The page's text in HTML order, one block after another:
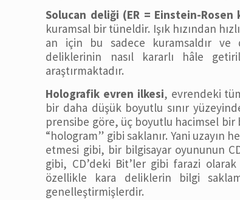
Solucan deliği (ER = Einstein-Rosen
kuramsal bir tüneldir. Işık hızından
an için bu sadece kuramsaldır ve
deliklerinin nasıl kararlı hâle
araştırmaktadır.
Holografik evren ilkesi, evrendeki
bir daha düşük boyutlu sınır
prensibe göre, üç boyutlu hacimsel
“hologram” gibi saklanır. Yani uzayın
etmesi gibi, bir bilgisayar oyununun
gibi, CD’deki Bit’ler gibi farazi
özellikle kara deliklerin bilgi
genelleştirmişlerdir.